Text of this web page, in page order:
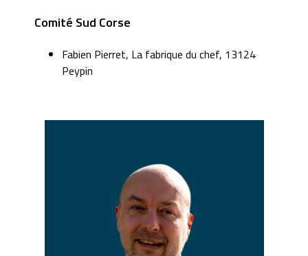
Comité Sud Corse
Fabien Pierret, La fabrique du chef, 13124
Peypin